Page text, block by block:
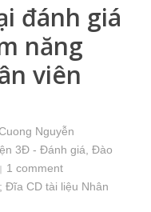
đánh giá
năng
viên
Nguyễn
3Đ - Đánh giá, Đào
1 comment
; Đĩa CD tài liệu Nhân